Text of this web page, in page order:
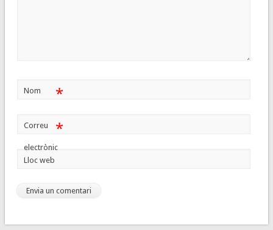
Nom *
Correu
electrònic
*
Lloc web